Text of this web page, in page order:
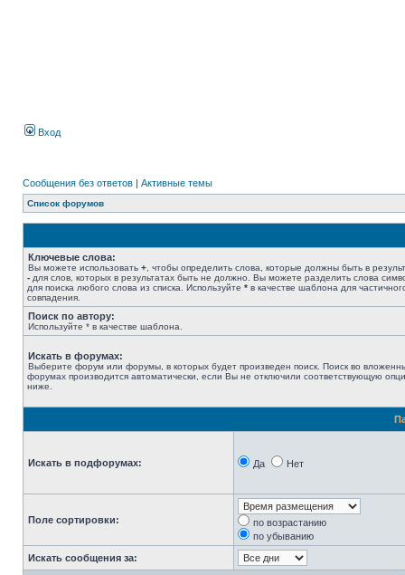
Вход
Сообщения без ответов | Активные темы
Список форумов
Ключевые слова:
Вы можете использовать + , чтобы определить слова, которые должны быть в
- для слов, которых в результатах быть не должно. Вы можете разделить слова
для поиска любого слова из списка. Используйте * в качестве шаблона для
совпадения.
Поиск по автору:
Используйте * в качестве шаблона.
Искать в форумах:
Выберите форум или форумы, в которых будет произведен поиск. Поиск во
форумах производится автоматически, если Вы не отключили соответствующую
ниже.
Искать в подфорумах: Да Нет
Поле сортировки:
по возрастанию
по убыванию
Искать сообщения за: